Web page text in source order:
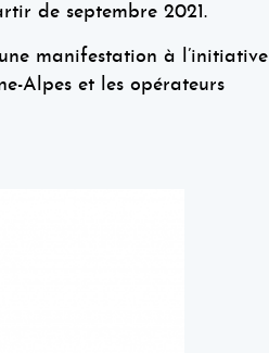
de septembre 2021.
manifestation à l’initiative
Alpes et les opérateurs